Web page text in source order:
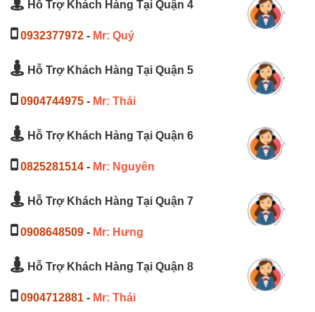
Hỗ Trợ Khách Hàng Tại Quận 4
0932377972 - Mr: Quý
Hỗ Trợ Khách Hàng Tại Quận 5
0904744975 - Mr: Thái
Hỗ Trợ Khách Hàng Tại Quận 6
0825281514 - Mr: Nguyên
Hỗ Trợ Khách Hàng Tại Quận 7
0908648509 - Mr: Hưng
Hỗ Trợ Khách Hàng Tại Quận 8
0904712881 - Mr: Thái